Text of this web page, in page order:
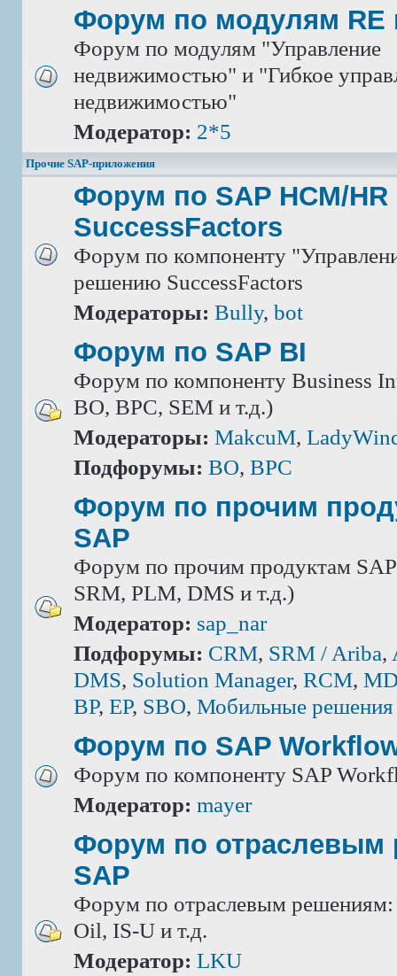
Форум по модулям RE
Форум по модулям "Управление
недвижимостью" и "Гибкое
недвижимостью"
Модератор: 2*5
Прочие SAP-приложения
Форум по SAP HCM/HR
SuccessFactors
Форум по компоненту
решению SuccessFactors
Модераторы: Bully, bot
Форум по SAP BI
Форум по компоненту Business
BO, BPC, SEM и т.д.)
Модераторы: MakcuM,
Подфорумы: BO, BPC
Форум по прочим
SAP
Форум по прочим продуктам
SRM, PLM, DMS и т.д.)
Модератор: sap_nar
Подфорумы: CRM, SRM / Ariba,
DMS, Solution Manager, RCM,
BP, EP, SBO, Мобильные решения
Форум по SAP
Форум по компоненту SAP
Модератор: mayer
Форум по отраслевым
SAP
Форум по отраслевым
Oil, IS-U и т.д.
Модератор: LKU